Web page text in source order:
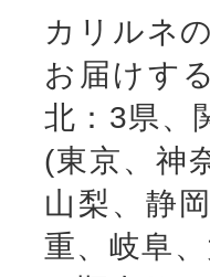
カリルネ
お届けす
北：3県、
(東京、神
山梨、静
重、岐阜